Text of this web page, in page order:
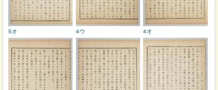
4オ
4ウ
5オ